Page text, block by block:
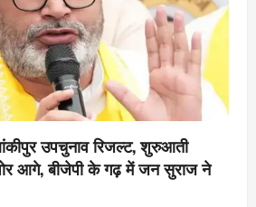
उपचुनाव रिजल्ट, शुरुआती
आगे, बीजेपी के गढ़ में जन सुराज ने